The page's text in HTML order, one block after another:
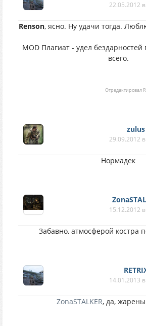
22.05.2012
Renson, ясно. Ну удачи тогда.
MOD Плагиат - удел
всего.
Отредактировал
zulus
29.09.2012
Нормадек
15.12.2012
Забавно, атмосферой костра
14.01.2013
ZonaSTALKER, да,